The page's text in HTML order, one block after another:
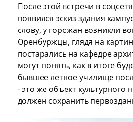
После этой встречи в
появился эскиз здания
слову, у горожан возникли
Оренбуржцы, глядя на
постарались на кафедре
могут понять, как в итоге
бывшее летное училище
- это же объект культурного
должен сохранить